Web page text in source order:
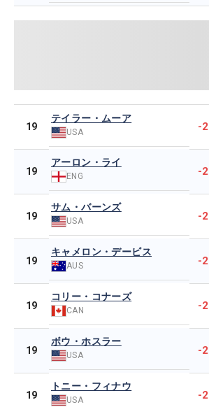
19
テイラー・ムーア
USA -2
19
アーロン・ライ
ENG -2
19
サム・バーンズ
USA -2
19
キャメロン・デービス
AUS -2
19
コリー・コナーズ
CAN -2
19
ボウ・ホスラー
USA -2
19
トニー・フィナウ
USA -2